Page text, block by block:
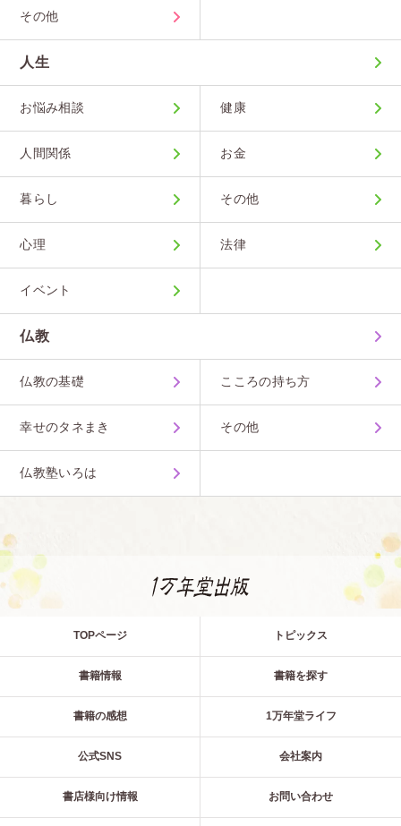
その他
人生
お悩み相談 健康
人間関係 お金
暮らし その他
心理 法律
イベント
仏教
仏教の基礎 こころの持ち方
幸せのタネまき その他
仏教塾いろは
TOPページ トピックス
書籍情報 書籍を探す
書籍の感想 1万年堂ライフ
公式SNS 会社案内
書店様向け情報 お問い合わせ